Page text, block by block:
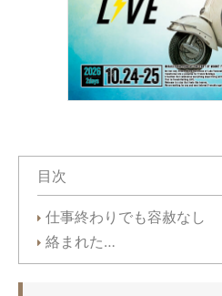
目次
仕事終わりでも容赦なし
絡まれた…